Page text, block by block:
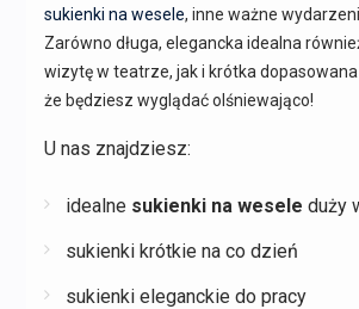
sukienki na wesele, inne ważne
Zarówno długa, elegancka idealna
wizytę w teatrze, jak i krótka
że będziesz wyglądać olśniewająco!
U nas znajdziesz:
idealne sukienki na wesele duży
sukienki krótkie na co dzień
sukienki eleganckie do pracy